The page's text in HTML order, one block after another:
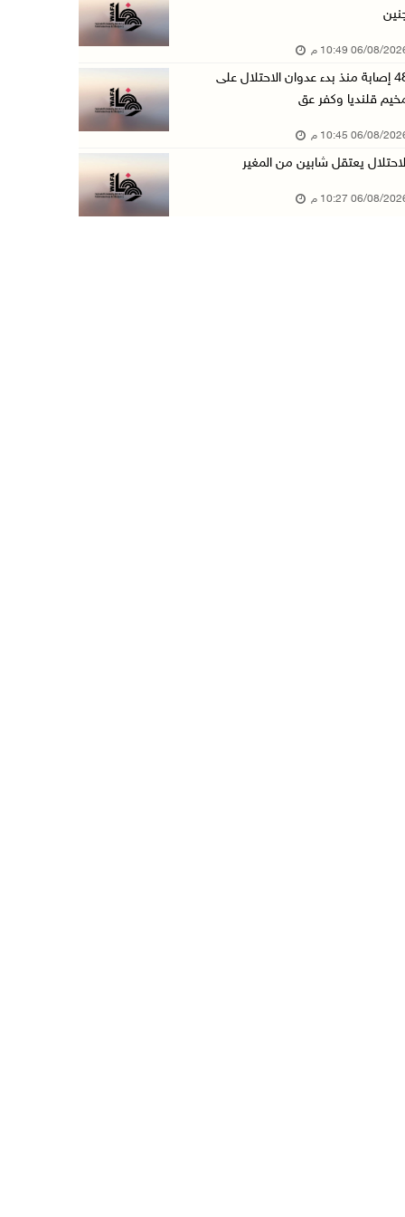
الاحتلال يخطر بإزالة أشجار زيتون والاستيلاء ع ...
رابطة العالم الإسلامي تدين تواصل انتهاكات الا ...
الاحتلال يدمّر بيت الزوجية قبل ساعات من الزفا ...
08/2026 10:49 م
48 إصابة منذ بدء عدوان الاحتلال على
قلنديا وكفر عق
08/2026 10:45 م
يعتقل شابين من المغير
08/2026 10:27 م